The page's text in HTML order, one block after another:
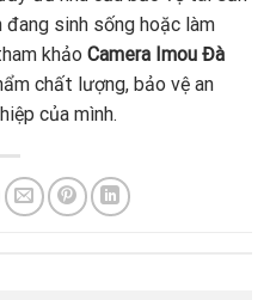
đang sinh sống hoặc làm
khảo Camera Imou Đà
chất lượng, bảo vệ an
của mình.